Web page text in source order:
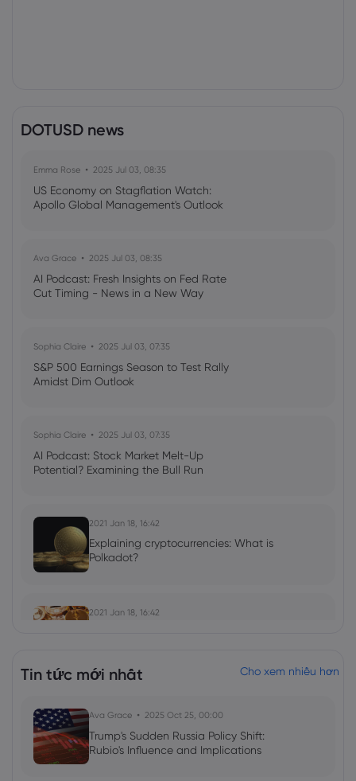
DOTUSD news
Emma Rose 2025 Jul 03, 08:35
US Economy on Stagflation Watch:
Apollo Global Management's Outlook
Ava Grace 2025 Jul 03, 08:35
AI Podcast: Fresh Insights on Fed Rate
Cut Timing - News in a New Way
Sophia Claire 2025 Jul 03, 07:35
S&P 500 Earnings Season to Test Rally
Amidst Dim Outlook
Sophia Claire 2025 Jul 03, 07:35
AI Podcast: Stock Market Melt-Up
Potential? Examining the Bull Run
2021 Jan 18, 16:42
Explaining cryptocurrencies: What is
Polkadot?
2021 Jan 18, 16:42
Tin tức mới nhất Cho xem nhiều hơn
Ava Grace 2025 Oct 25, 00:00
Trump's Sudden Russia Policy Shift:
Rubio's Influence and Implications